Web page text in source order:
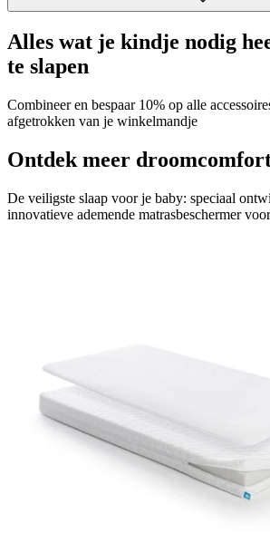
Alles wat je kindje nodig
te slapen
Combineer en bespaar 10% op alle
afgetrokken van je winkelmandje
Ontdek meer
De veiligste slaap voor je baby: speciaal
innovatieve ademende matrasbeschermer